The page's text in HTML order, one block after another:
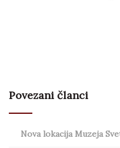
Povezani članci
Nova lokacija Muzeja